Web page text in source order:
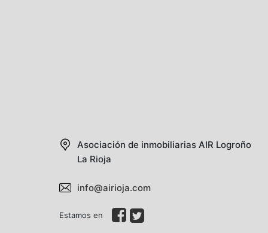
Asociación de inmobiliarias AIR Logroño
La Rioja
info@airioja.com
Estamos en